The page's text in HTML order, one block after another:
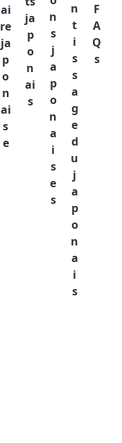
ai
re
ja
p
o
n
ai
s
e
ja
p
o
n
ai
s
n
s
j
a
p
o
n
a
i
s
e
s
n
t
i
s
s
a
g
e
d
u
j
a
p
o
n
a
i
s
F
A
Q
s